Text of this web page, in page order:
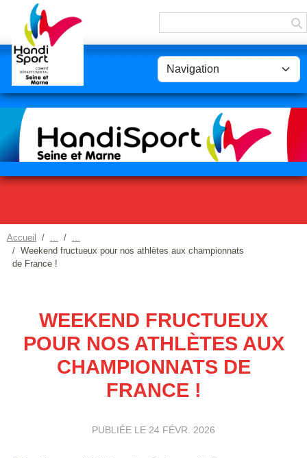
Accueil
Weekend fructueux pour nos athlètes aux championnats
de France !
WEEKEND FRUCTUEUX
POUR NOS ATHLÈTES AUX
CHAMPIONNATS DE
FRANCE !
PUBLIÉE LE 24 FÉVR. 2026
Panneau de gestion des cookies